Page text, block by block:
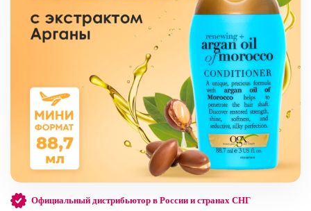
Официальный дистрибьютор в России и странах СНГ